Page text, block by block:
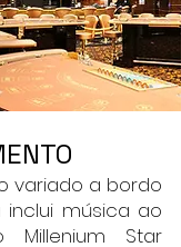
variado a bordo
inclui música ao
Millenium Star